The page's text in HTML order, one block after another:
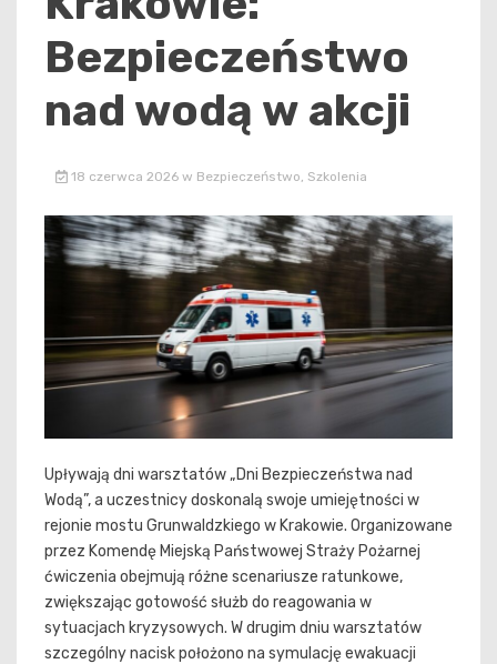
Bezpieczeństwo
nad wodą w akcji
18 czerwca 2026 w Bezpieczeństwo, Szkolenia
Upływają dni warsztatów „Dni Bezpieczeństwa nad
Wodą”, a uczestnicy doskonalą swoje umiejętności w
rejonie mostu Grunwaldzkiego w Krakowie. Organizowane
przez Komendę Miejską Państwowej Straży Pożarnej
ćwiczenia obejmują różne scenariusze ratunkowe,
zwiększając gotowość służb do reagowania w
sytuacjach kryzysowych. W drugim dniu warsztatów
szczególny nacisk położono na symulację ewakuacji